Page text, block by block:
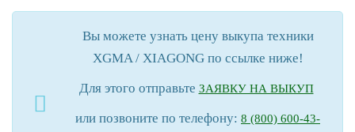
Вы можете узнать цену выкупа техники
XGMA / XIAGONG по ссылке ниже!
Для этого отправьте ЗАЯВКУ НА ВЫКУП
или позвоните по телефону: 8 (800) 600-43-